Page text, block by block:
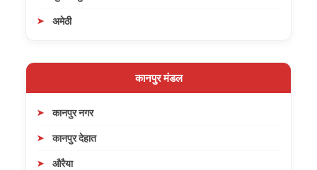
अमेठी
कानपुर मंडल
कानपुर नगर
कानपुर देहात
औरैया